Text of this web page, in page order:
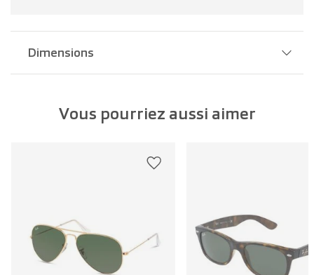
Dimensions
Largeur verre: 56 mm
Vous pourriez aussi aimer